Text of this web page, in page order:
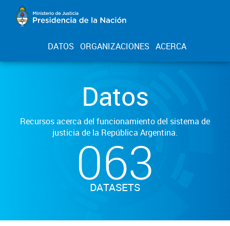
DATOS ORGANIZACIONES ACERCA
Datos
Recursos acerca del funcionamiento del sistema de
justicia de la República Argentina.
063
DATASETS